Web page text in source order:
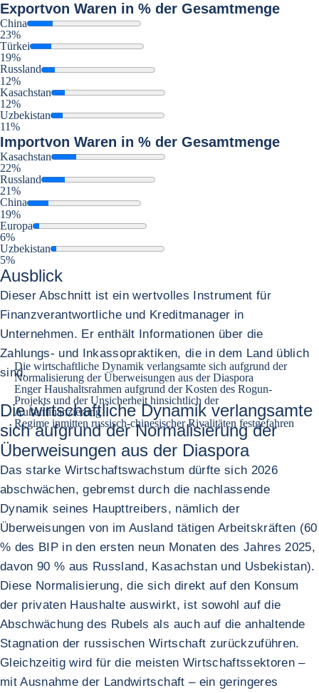
Exportvon Waren in % der Gesamtmenge
China
23%
Türkei
19%
Russland
12%
Kasachstan
12%
Uzbekistan
11%
Importvon Waren in % der Gesamtmenge
Kasachstan
22%
Russland
21%
China
19%
Europa
6%
Uzbekistan
5%
Ausblick
Dieser Abschnitt ist ein wertvolles Instrument für
Finanzverantwortliche und Kreditmanager in
Unternehmen. Er enthält Informationen über die
Zahlungs- und Inkassopraktiken, die in dem Land üblich
sind.Die wirtschaftliche Dynamik verlangsamte sich aufgrund der
Normalisierung der Überweisungen aus der Diaspora
Enger Haushaltsrahmen aufgrund der Kosten des Rogun-
Projekts und der Unsicherheit hinsichtlich der
Außenfinanzierung
Regime inmitten russisch-chinesischer Rivalitäten festgefahren
Die wirtschaftliche Dynamik verlangsamte
sich aufgrund der Normalisierung der
Überweisungen aus der Diaspora
Das starke Wirtschaftswachstum dürfte sich 2026
abschwächen, gebremst durch die nachlassende
Dynamik seines Haupttreibers, nämlich der
Überweisungen von im Ausland tätigen Arbeitskräften (60
% des BIP in den ersten neun Monaten des Jahres 2025,
davon 90 % aus Russland, Kasachstan und Usbekistan).
Diese Normalisierung, die sich direkt auf den Konsum
der privaten Haushalte auswirkt, ist sowohl auf die
Abschwächung des Rubels als auch auf die anhaltende
Stagnation der russischen Wirtschaft zurückzuführen.
Gleichzeitig wird für die meisten Wirtschaftssektoren –
mit Ausnahme der Landwirtschaft – ein geringeres